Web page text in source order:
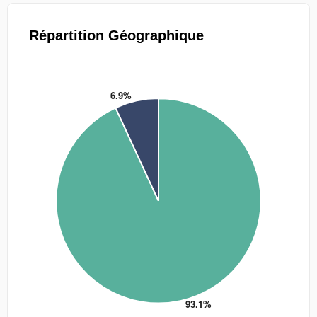
Répartition Géographique